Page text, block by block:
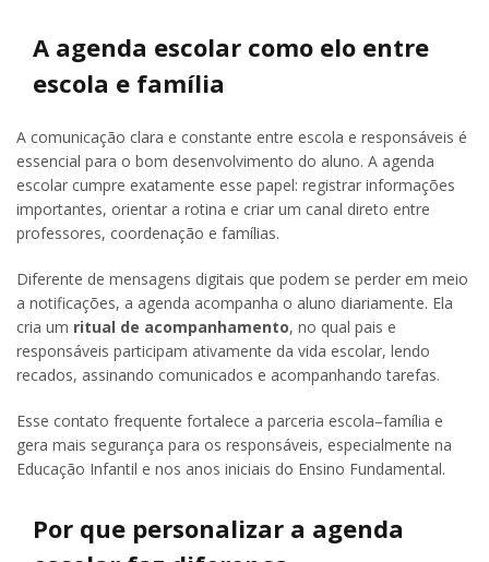
A agenda escolar como elo entre
escola e família
A comunicação clara e constante entre escola e responsáveis é
essencial para o bom desenvolvimento do aluno. A agenda
escolar cumpre exatamente esse papel: registrar informações
importantes, orientar a rotina e criar um canal direto entre
professores, coordenação e famílias.
Diferente de mensagens digitais que podem se perder em meio
a notificações, a agenda acompanha o aluno diariamente. Ela
cria um ritual de acompanhamento, no qual pais e
responsáveis participam ativamente da vida escolar, lendo
recados, assinando comunicados e acompanhando tarefas.
Esse contato frequente fortalece a parceria escola–família e
gera mais segurança para os responsáveis, especialmente na
Educação Infantil e nos anos iniciais do Ensino Fundamental.
Por que personalizar a agenda